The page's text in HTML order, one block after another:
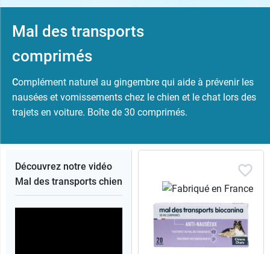
Mal des transports
comprimés
Complément naturel au gingembre qui aide à prévenir les
nausées et vomissements chez le chien et le chat lors des
trajets en voiture. Boîte de 30 comprimés.
Découvrez notre vidéo
Mal des transports chien